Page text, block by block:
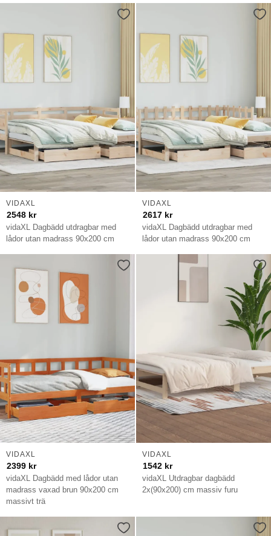
vidaXL Dagbädd utdragbar med
lådor utan madrass 90x200 cm
VIDAXL
2548 kr
vidaXL Dagbädd utdragbar med
lådor utan madrass 90x200 cm
VIDAXL
2617 kr
vidaXL Dagbädd med lådor utan
madrass vaxad brun 90x200 cm
massivt trä
VIDAXL
2399 kr
vidaXL Utdragbar dagbädd
2x(90x200) cm massiv furu
VIDAXL
1542 kr